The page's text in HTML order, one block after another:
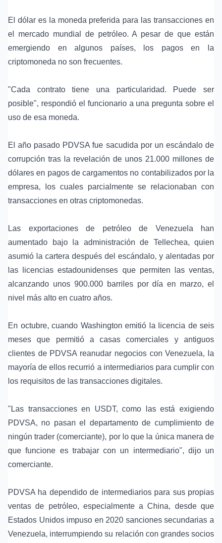
El dólar es la moneda preferida para las transacciones en
el mercado mundial de petróleo. A pesar de que están
emergiendo en algunos países, los pagos en la
criptomoneda no son frecuentes.
"Cada contrato tiene una particularidad. Puede ser
posible", respondió el funcionario a una pregunta sobre el
uso de esa moneda.
El año pasado PDVSA fue sacudida por un escándalo de
corrupción tras la revelación de unos 21.000 millones de
dólares en pagos de cargamentos no contabilizados por la
empresa, los cuales parcialmente se relacionaban con
transacciones en otras criptomonedas.
Las exportaciones de petróleo de Venezuela han
aumentado bajo la administración de Tellechea, quien
asumió la cartera después del escándalo, y alentadas por
las licencias estadounidenses que permiten las ventas,
alcanzando unos 900.000 barriles por día en marzo, el
nivel más alto en cuatro años.
En octubre, cuando Washington emitió la licencia de seis
meses que permitió a casas comerciales y antiguos
clientes de PDVSA reanudar negocios con Venezuela, la
mayoría de ellos recurrió a intermediarios para cumplir con
los requisitos de las transacciones digitales.
"Las transacciones en USDT, como las está exigiendo
PDVSA, no pasan el departamento de cumplimiento de
ningún trader (comerciante), por lo que la única manera de
que funcione es trabajar con un intermediario", dijo un
comerciante.
PDVSA ha dependido de intermediarios para sus propias
ventas de petróleo, especialmente a China, desde que
Estados Unidos impuso en 2020 sanciones secundarias a
Venezuela, interrumpiendo su relación con grandes socios